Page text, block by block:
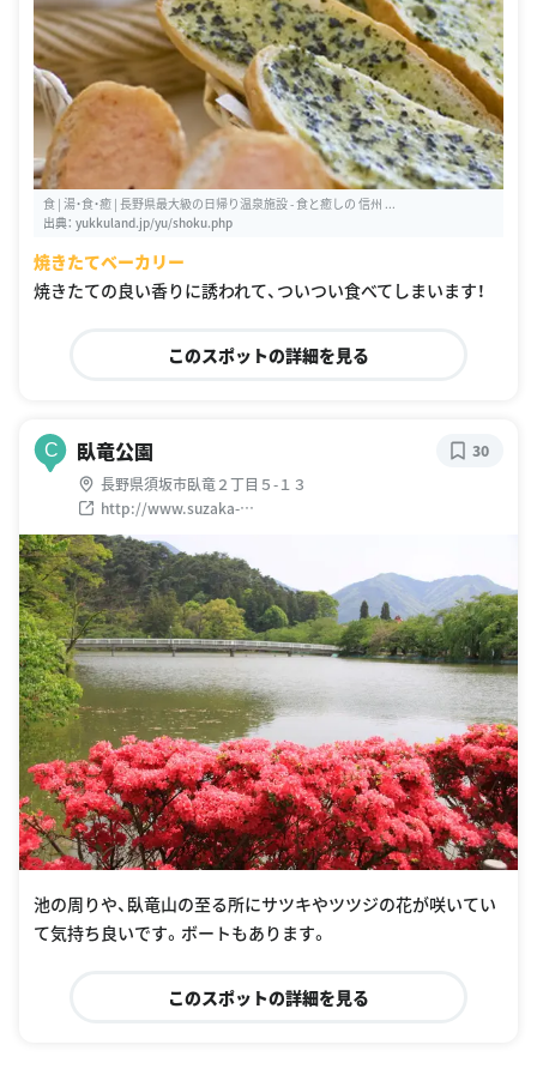
食 | 湯・食・癒 | 長野県最大級の日帰り温泉施設 - 食と癒しの 信州 ...
出典： yukkuland.jp/yu/shoku.php
焼きたてベーカリー
焼きたての良い香りに誘われて、ついつい食べてしまいます！
このスポットの詳細を見る
C 臥竜公園
長野県須坂市臥竜２丁目５-１３
http://www.suzaka-
kankokyokai.jp/contents/midokoro/17.html
30
池の周りや、臥竜山の至る所にサツキやツツジの花が咲いてい
て気持ち良いです。ボートもあります。
このスポットの詳細を見る